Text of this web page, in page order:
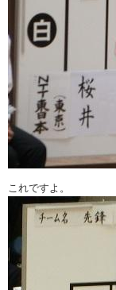
これですよ。